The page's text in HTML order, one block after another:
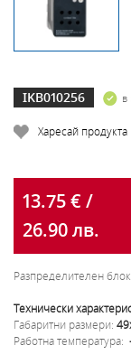
IKB010256 в
Харесай продукта
13.75 € /
26.90 лв.
Разпределителен
Технически
Габаритни размери:
Работна температура: